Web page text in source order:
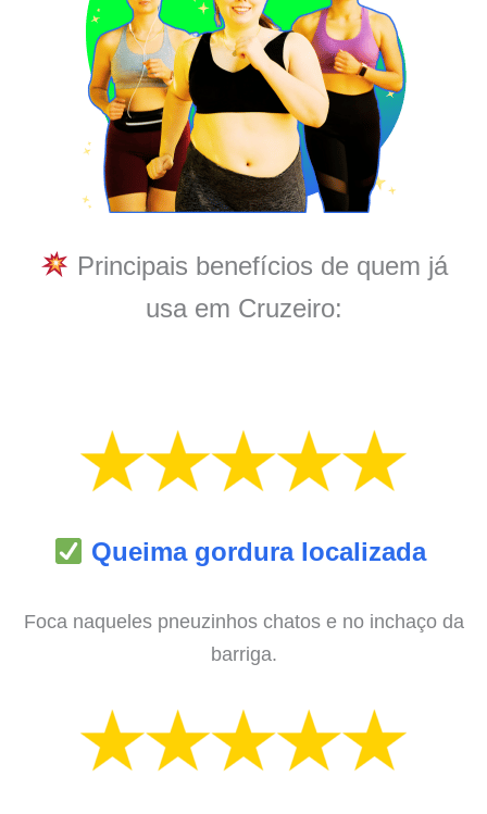
Principais benefícios de quem já
usa em Cruzeiro:
Queima gordura localizada
Foca naqueles pneuzinhos chatos e no inchaço da
barriga.